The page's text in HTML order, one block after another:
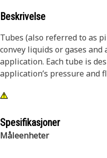
Beskrivelse
Tubes (also referred to as
convey liquids or gases
application. Each tube is designed to withstand the
application’s pressure and
Spesifikasjoner
Måleenheter